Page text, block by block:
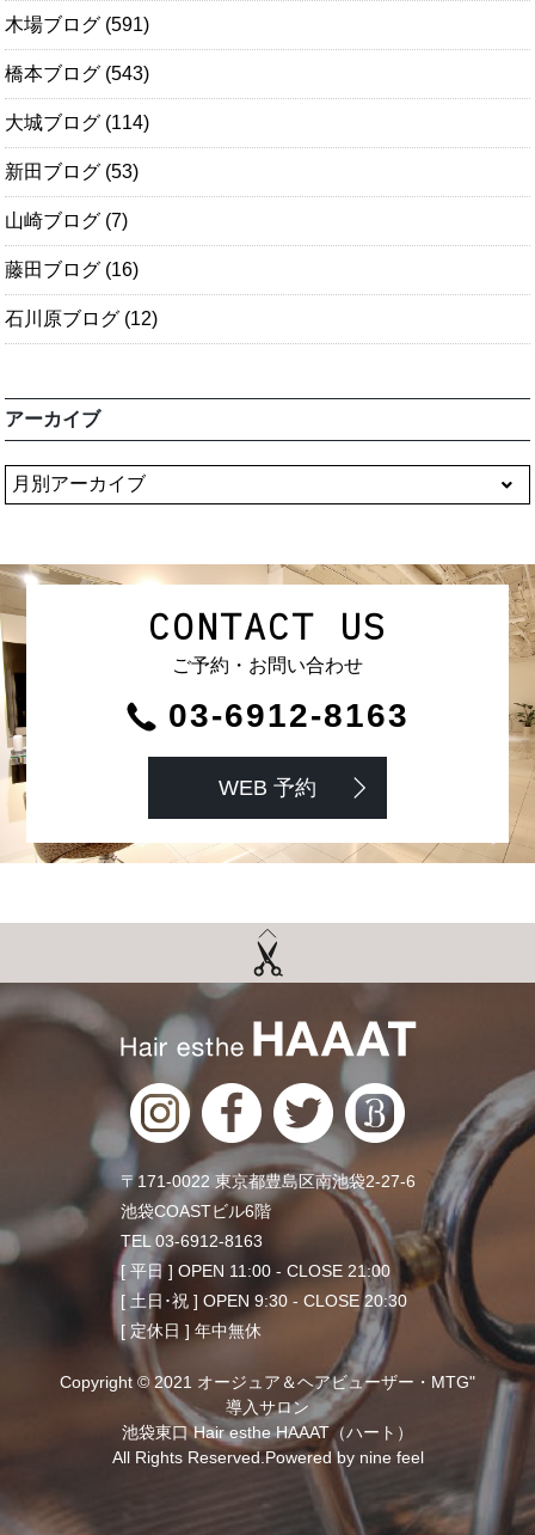
木場ブログ (591)
橋本ブログ (543)
大城ブログ (114)
新田ブログ (53)
山崎ブログ (7)
藤田ブログ (16)
石川原ブログ (12)
アーカイブ
CONTACT US
ご予約・お問い合わせ
03-6912-8163
WEB 予約
〒171-0022 東京都豊島区南池袋2-27-6
池袋COASTビル6階
TEL 03-6912-8163
[ 平日 ] OPEN 11:00 - CLOSE 21:00
[ 土日･祝 ] OPEN 9:30 - CLOSE 20:30
[ 定休日 ] 年中無休
Copyright © 2021 オージュア＆ヘアビューザー・MTG"
導入サロン
池袋東口 Hair esthe HAAAT（ハート）
All Rights Reserved.Powered by nine feel